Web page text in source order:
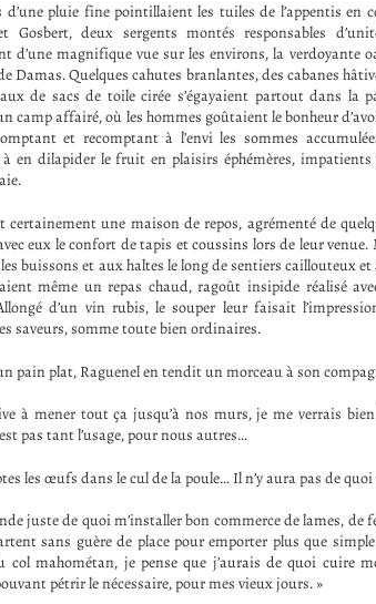
d’une pluie fine pointillaient les tuiles de l’appentis en
Gosbert, deux sergents montés responsables
d’une magnifique vue sur les environs, la
Damas. Quelques cahutes branlantes, des cabanes
de sacs de toile cirée s’égayaient partout dans la
camp affairé, où les hommes goûtaient le bonheur
et recomptant à l’envi les sommes
à en dilapider le fruit en plaisirs éphémères,
certainement une maison de repos, agrémenté de
eux le confort de tapis et coussins lors de leur
buissons et aux haltes le long de sentiers caillouteux
même un repas chaud, ragoût insipide réalisé
d’un vin rubis, le souper leur faisait
saveurs, somme toute bien ordinaires.
pain plat, Raguenel en tendit un morceau à son
à mener tout ça jusqu’à nos murs, je me verrais
pas tant l’usage, pour nous autres…
les œufs dans le cul de la poule… Il n’y aura pas de
juste de quoi m’installer bon commerce de lames, de
sans guère de place pour emporter plus que
col mahométan, je pense que j’aurais de quoi cuire
pétrir le nécessaire, pour mes vieux jours. »